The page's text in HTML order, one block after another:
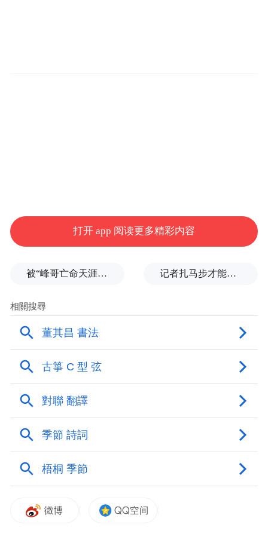
打开 app 阅读更多精彩内容
被“峰哥亡命天涯”举报偷税漏税，《铁齿铜牙纪晓岚》编剧汪海林回应 记者扎马步才能站稳，“白海豚”逼近浙江舟山，沿海已掀起大浪